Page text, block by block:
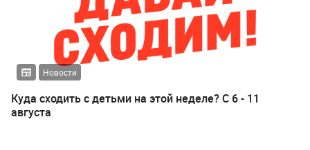
Новости
Куда сходить с детьми на этой неделе? С 6 - 11
августа